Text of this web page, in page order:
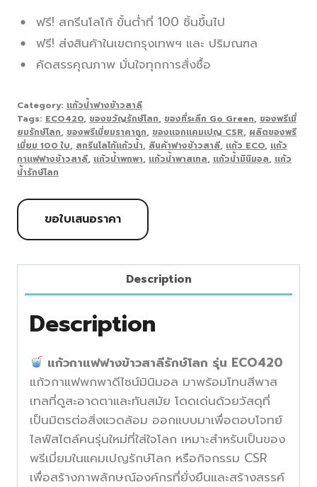
ฟรี! สกรีนโลโก้ ขั้นต่ำที่ 100 ชิ้นขึ้นไป
ฟรี! ส่งสินค้าในเขตกรุงเทพฯ และ ปริมณฑล
คัดสรรคุณภาพ มั่นใจทุกการสั่งซื้อ
Category: แก้วน้ำฟางข้าวสาลี
Tags: ECO420, ของขวัญรักษ์โลก, ของที่ระลึก Go Green, ของพรีเมี่
ยมรักษ์โลก, ของพรีเมี่ยมราคาถูก, ของแจกแคมเปญ CSR, ผลิตของพรี
เมี่ยม 100 ใบ, สกรีนโลโก้แก้วน้ำ, สินค้าฟางข้าวสาลี, แก้ว ECO, แก้ว
กาแฟฟางข้าวสาลี, แก้วน้ำพกพา, แก้วน้ำพาสเทล, แก้วน้ำมินิมอล, แก้ว
น้ำรักษ์โลก
ขอใบเสนอราคา
Description
Description
แก้วกาแฟฟางข้าวสาลีรักษ์โลก รุ่น ECO420
แก้วกาแฟพกพาดีไซน์มินิมอล มาพร้อมโทนสีพาส
เทลที่ดูสะอาดตาและทันสมัย โดดเด่นด้วยวัสดุที่
เป็นมิตรต่อสิ่งแวดล้อม ออกแบบมาเพื่อตอบโจทย์
ไลฟ์สไตล์คนรุ่นใหม่ที่ใส่ใจโลก เหมาะสำหรับเป็นของ
พรีเมี่ยมในแคมเปญรักษ์โลก หรือกิจกรรม CSR
เพื่อสร้างภาพลักษณ์องค์กรที่ยั่งยืนและสร้างสรรค์